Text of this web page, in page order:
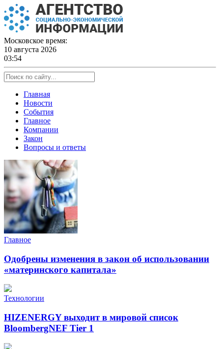
Skip
to
content
Московское время:
10 августа 2026
03:54
Главная
Новости
События
Главное
Компании
Закон
Вопросы и ответы
Главное
Одобрены изменения в закон об использовании
«материнского капитала»
Технологии
HIZENERGY выходит в мировой список
BloombergNEF Tier 1